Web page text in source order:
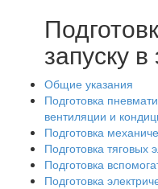
запуску
Общие указания
Подготовка
вентиляции и
Подготовка
Подготовка тяговых
Подготовка
Подготовка